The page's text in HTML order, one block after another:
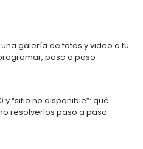
galería de fotos y video a tu
paso a paso
y “sitio no disponible”: qué
resolverlos paso a paso